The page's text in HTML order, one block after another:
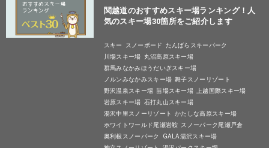
関越道のおすすめスキー場ランキング！人
気のスキー場30箇所をご紹介します
スキー スノーボード
たんばらスキーパーク
川場スキー場
丸沼高原スキー場
群馬みなかみほうだいぎスキー場
ノルンみなかみスキー場 舞子スノーリゾート
野沢温泉スキー場 苗場スキー場
上越国際スキー場
岩原スキー場 石打丸山スキー場
湯沢中里スノーリゾート
かたしな高原スキー場
ホワイトワールド尾瀬岩鞍 スノーパーク尾瀬戸倉
奥利根スノーパーク
GALA湯沢スキー場